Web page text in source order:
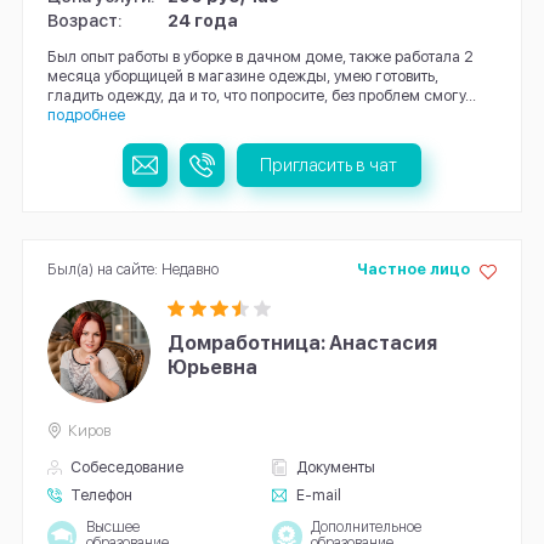
Возраст:
24 года
Был опыт работы в уборке в дачном доме, также работала 2
месяца уборщицей в магазине одежды, умею готовить,
гладить одежду, да и то, что попросите, без проблем смогу...
подробнее
Пригласить в чат
Домработница: Анастасия
Юрьевна
Собеседование
Документы
Телефон
E-mail
Частное лицо
Киров
Высшее
Дополнительное
Был(а) на сайте: Недавно